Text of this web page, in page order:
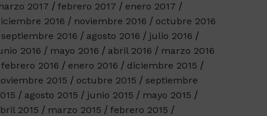
2017
febrero 2017
enero 2017
2016
noviembre 2016
octubre 2016
septiembre 2016
agosto 2016
julio 2016
2016
mayo 2016 abril 2016
marzo 2016
febrero 2016
enero 2016
diciembre 2015
2015
octubre 2015
septiembre
agosto 2015 junio 2015
mayo 2015
2015
marzo 2015
febrero 2015